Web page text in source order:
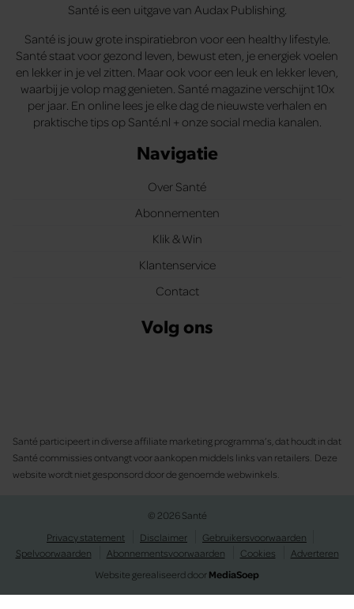
Santé is een uitgave van Audax Publishing.
Santé is jouw grote inspiratiebron voor een healthy lifestyle.
Santé staat voor gezond leven, bewust eten, je energiek voelen
en lekker in je vel zitten. Maar ook voor een leuk en lekker leven,
waarbij je volop mag genieten. Santé magazine verschijnt 10x
per jaar. En online lees je elke dag de nieuwste verhalen en
praktische tips op Santé.nl + onze social media kanalen.
Navigatie
Over Santé
Abonnementen
Klik & Win
Klantenservice
Contact
Volg ons
Santé participeert in diverse affiliate marketing programma’s, dat houdt in dat
Santé commissies ontvangt voor aankopen middels links van retailers. Deze
website wordt niet gesponsord door de genoemde webwinkels.
© 2026 Santé
Privacy statement
Disclaimer
Gebruikersvoorwaarden
Spelvoorwaarden
Abonnementsvoorwaarden Cookies
Adverteren
Website gerealiseerd doorMediaSoep